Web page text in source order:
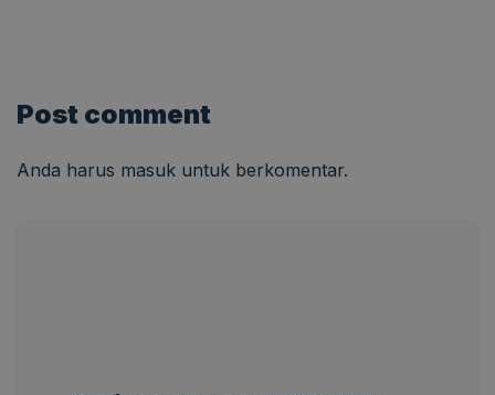
Post comment
Anda harus masuk untuk berkomentar.